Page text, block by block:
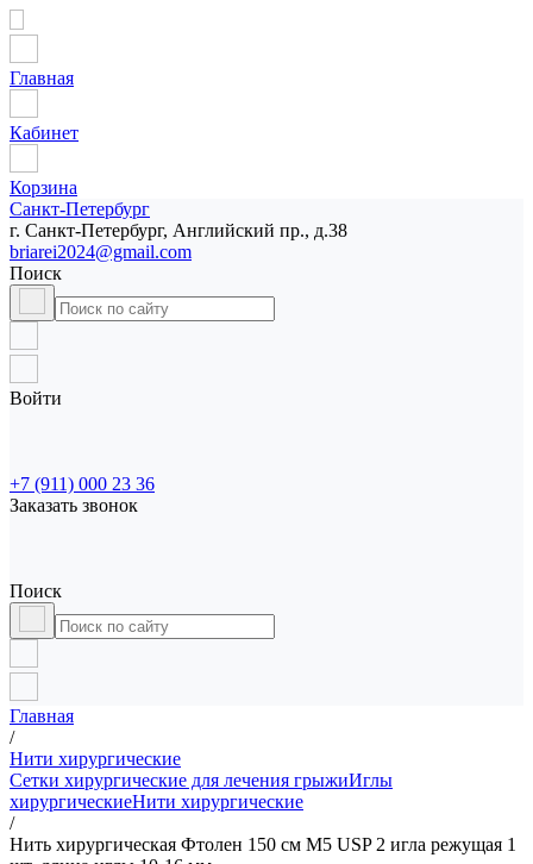
Главная
Кабинет
Корзина
Санкт-Петербург
г. Санкт-Петербург, Английский пр., д.38
briarei2024@gmail.com
Поиск
Войти
+7 (911) 000 23 36
Заказать звонок
Поиск
Главная
/
Нити хирургические
Сетки хирургические для лечения грыжиИглы
хирургическиеНити хирургические
/
Нить хирургическая Фтолен 150 см М5 USP 2 игла режущая 1